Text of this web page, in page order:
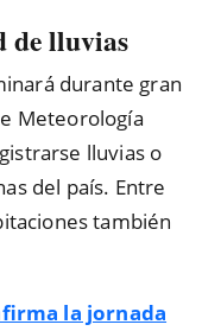
de lluvias
durante gran
Meteorología
lluvias o
del país. Entre
también
la jornada